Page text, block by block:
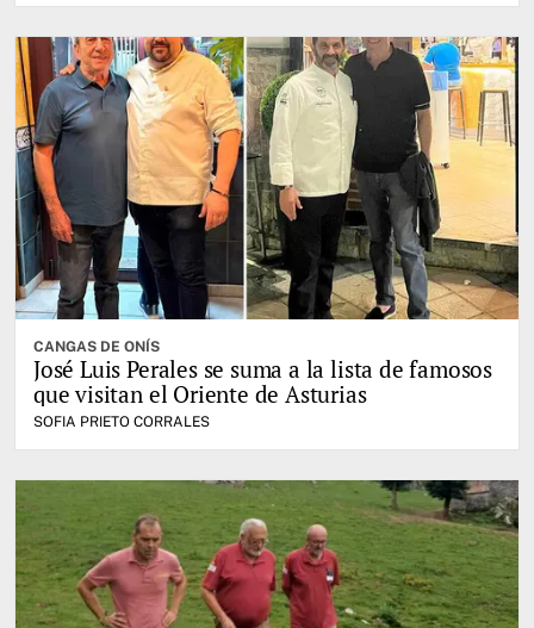
CANGAS DE ONÍS
José Luis Perales se suma a la lista de famosos
que visitan el Oriente de Asturias
SOFIA PRIETO CORRALES